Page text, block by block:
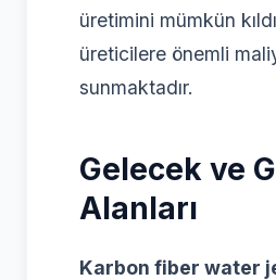
üretimini mümkün
üreticilere önemli
sunmaktadır.
Gelecek ve
Alanları
Karbon fiber water